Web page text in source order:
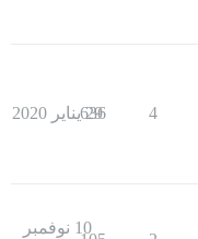
4
636
29 يناير 2020
10 نوفمبر